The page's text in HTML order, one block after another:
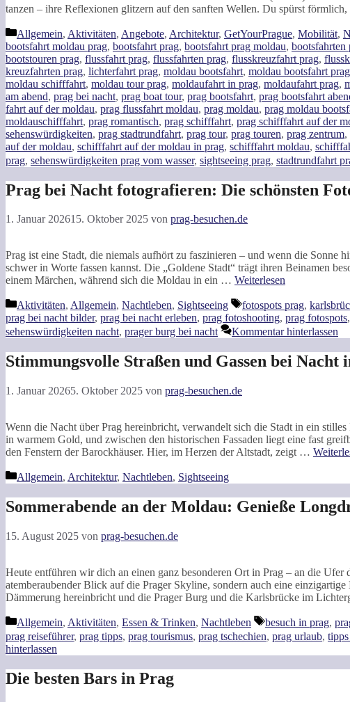
tanzen – ihre Reflexionen glitzern auf den sanften Wellen. Du spürst
Kategorien
Allgemein, Aktivitäten, Angebote, Architektur, GetYourPrague, Mobilität,
bootsfahrt moldau prag, bootsfahrt prag, bootsfahrt prag moldau, bootsfahrten
bootstouren prag, flussfahrt prag, flussfahrten prag, flusskreuzfahrt prag,
kreuzfahrten prag, lichterfahrt prag, moldau bootsfahrt, moldau bootsfahrt prag
moldau schifffahrt, moldau tour prag, moldaufahrt in prag, moldaufahrt prag,
am abend, prag bei nacht, prag boat tour, prag bootsfahrt, prag bootsfahrt
fahrt auf der moldau, prag flussfahrt moldau, prag moldau, prag moldau
moldauschifffahrt, prag romantisch, prag schifffahrt, prag schifffahrt auf der
sehenswürdigkeiten, prag stadtrundfahrt, prag tour, prag touren, prag zentrum,
auf der moldau, schifffahrt auf der moldau in prag, schifffahrt moldau,
prag, sehenswürdigkeiten prag vom wasser, sightseeing prag, stadtrundfahrt
Prag bei Nacht fotografieren: Die schönsten
1. Januar 202615. Oktober 2025 von prag-besuchen.de
Prag ist eine Stadt, die niemals aufhört zu faszinieren – und wenn die Sonne
schwer in Worte fassen kannst. Die „Goldene Stadt“ trägt ihren Beinamen
einem Märchen, während sich die Moldau in ein … Weiterlesen
Kategorien
Aktivitäten, Allgemein, Nachtleben, Sightseeing Schlagwörter
fotospots prag,
prag bei nacht bilder, prag bei nacht erleben, prag fotoshooting, prag fotospots,
sehenswürdigkeiten nacht, prager burg bei nacht Kommentar hinterlassen
Stimmungsvolle Straßen und Gassen bei Nacht
1. Januar 20265. Oktober 2025 von prag-besuchen.de
Wenn die Nacht über Prag hereinbricht, verwandelt sich die Stadt in ein
in warmem Gold, und zwischen den historischen Fassaden liegt eine fast
den Fenstern der Barockhäuser. Hier, im Herzen der Altstadt, zeigt …
Kategorien
Allgemein, Architektur, Nachtleben, Sightseeing
Sommerabende an der Moldau: Genieße
15. August 2025 von prag-besuchen.de
Heute entführen wir dich an einen ganz besonderen Ort in Prag – an die
atemberaubender Blick auf die Prager Skyline, sondern auch eine
Dämmerung hereinbricht und die Prager Burg und die Karlsbrücke im
Kategorien
Allgemein, Aktivitäten, Essen & Trinken, Nachtleben Schlagwörter
besuch in prag,
prag reiseführer, prag tipps, prag tourismus, prag tschechien, prag urlaub,
hinterlassen
Die besten Bars in Prag